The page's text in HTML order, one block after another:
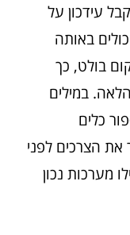
עידכון על
באותה
בולט, כך
במילים
כלים
את הצרכים לפני
מערכות נכון